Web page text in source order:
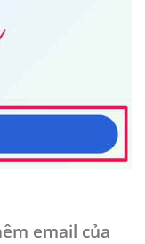
email của